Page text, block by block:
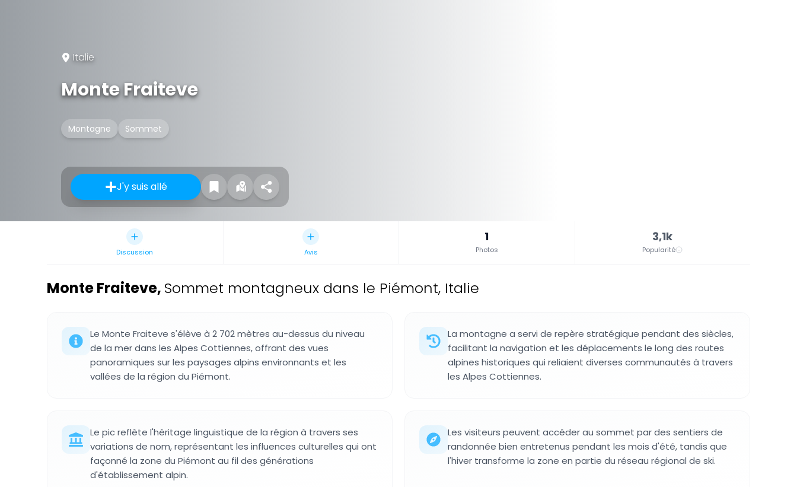
Italie
Monte Fraiteve
Montagne Sommet
J'y suis allé
Discussion Avis
1
Photos
3,1k
Popularité
Monte Fraiteve, Sommet montagneux dans le Piémont, Italie
Le Monte Fraiteve s'élève à 2 702 mètres au-dessus du niveau
de la mer dans les Alpes Cottiennes, offrant des vues
panoramiques sur les paysages alpins environnants et les
vallées de la région du Piémont.
La montagne a servi de repère stratégique pendant des siècles,
facilitant la navigation et les déplacements le long des routes
alpines historiques qui reliaient diverses communautés à travers
les Alpes Cottiennes.
Le pic reflète l'héritage linguistique de la région à travers ses
variations de nom, représentant les influences culturelles qui ont
façonné la zone du Piémont au fil des générations
d'établissement alpin.
Les visiteurs peuvent accéder au sommet par des sentiers de
randonnée bien entretenus pendant les mois d'été, tandis que
l'hiver transforme la zone en partie du réseau régional de ski.